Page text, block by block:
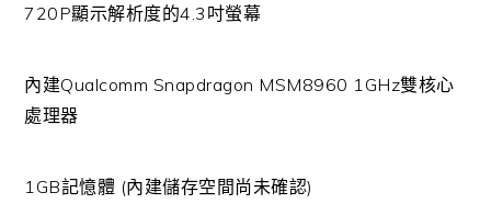
720P顯示解析度的4.3吋螢幕
內建Qualcomm Snapdragon MSM8960 1GHz雙核心
處理器
1GB記憶體 (內建儲存空間尚未確認)